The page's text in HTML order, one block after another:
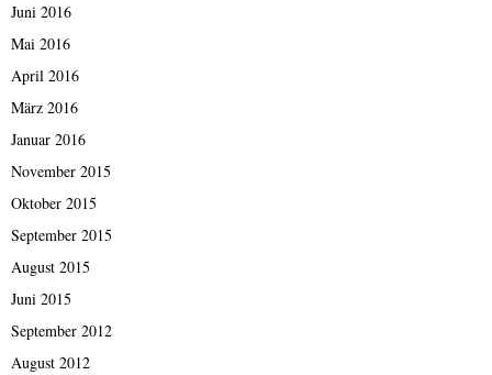
Juni 2016
Mai 2016
April 2016
März 2016
Januar 2016
November 2015
Oktober 2015
September 2015
August 2015
Juni 2015
September 2012
August 2012